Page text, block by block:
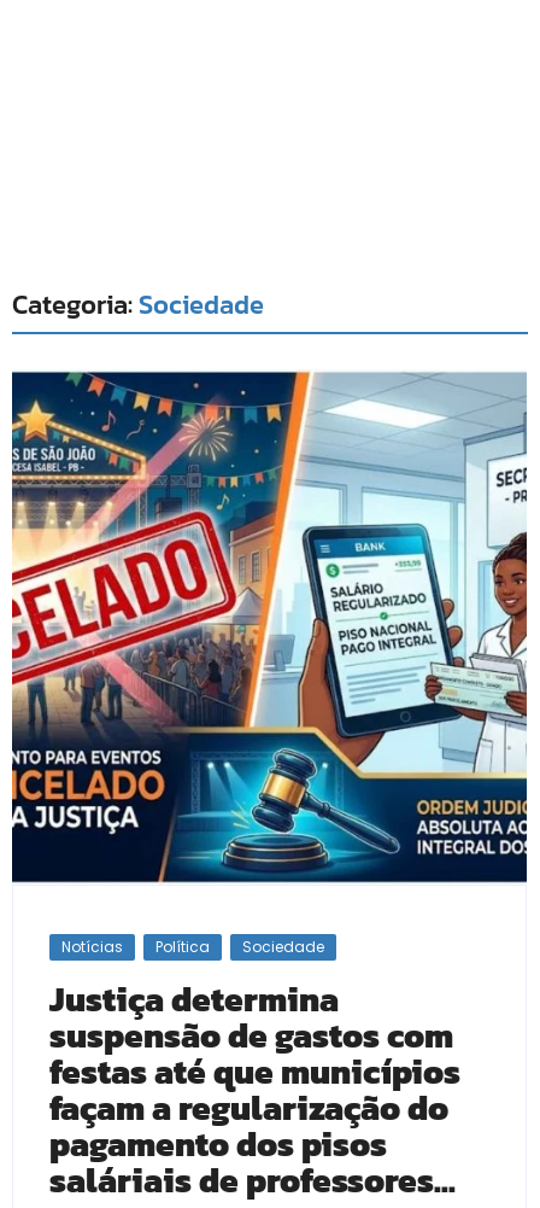
Categoria:Sociedade
Notícias Política Sociedade
Justiça determina
suspensão de gastos com
festas até que municípios
façam a regularização do
pagamento dos pisos
saláriais de professores…